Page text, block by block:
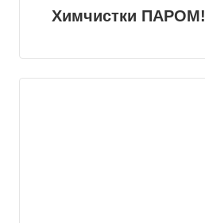
Химчистки ПАРОМ!